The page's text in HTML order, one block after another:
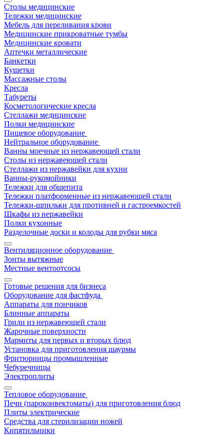
Столы медицинские
Тележки медицинские
Мебель для переливания крови
Медицинские прикроватные тумбы
Медицинские кровати
Аптечки металлические
Банкетки
Кушетки
Массажные столы
Кресла
Табуреты
Косметологические кресла
Стеллажи медицинские
Полки медицинские
Пищевое оборудование
Нейтральное оборудование
Ванны моечные из нержавеющей стали
Столы из нержавеющей стали
Стеллажи из нержавейки для кухни
Ванны-рукомойники
Тележки для общепита
Тележки платформенные из нержавеющей стали
Тележки-шпильки для противней и гастроемкостей
Шкафы из нержавейки
Полки кухонные
Разделочные доски и колоды для рубки мяса
Вентиляционное оборудование
Зонты вытяжные
Местные вентоотсосы
Готовые решения для бизнеса
Оборудование для фастфуда
Аппараты для пончиков
Блинные аппараты
Грили из нержавеющей стали
Жарочные поверхности
Мармиты для первых и вторых блюд
Установка для приготовления шаурмы
Фритюрницы промышленные
Чебуречницы
Электроплиты
Тепловое оборудование
Печи (пароконвектоматы) для приготовления блюд
Плиты электрические
Средства для стерилизации ножей
Кипятильники